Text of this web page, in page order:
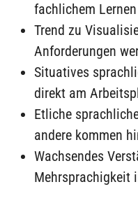
fachlichem
Trend zu
Anforderungen
Situatives
direkt am
Etliche
andere kommen
Wachsendes
Mehrsprachigkeit